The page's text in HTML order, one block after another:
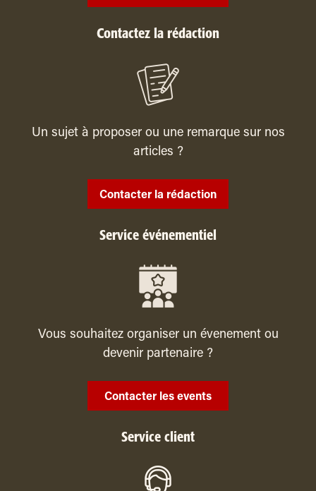
Contactez la rédaction
Un sujet à proposer ou une remarque sur nos
articles ?
Contacter la rédaction
Service événementiel
Vous souhaitez organiser un évenement ou
devenir partenaire ?
Contacter les events
Service client